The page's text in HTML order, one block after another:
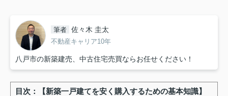
筆者 佐々木 圭太
不動産キャリア10年
八戸市の新築建売、中古住宅売買ならお任せください！
目次：【新築一戸建てを安く購入するための基本知識】